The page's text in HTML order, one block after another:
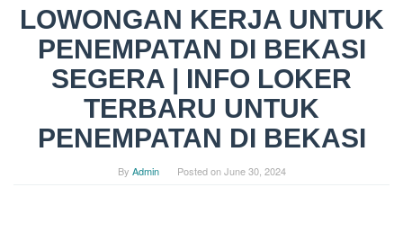
LOWONGAN KERJA UNTUK
PENEMPATAN DI BEKASI
SEGERA | INFO LOKER
TERBARU UNTUK
PENEMPATAN DI BEKASI
By Admin Posted onJune 30, 2024